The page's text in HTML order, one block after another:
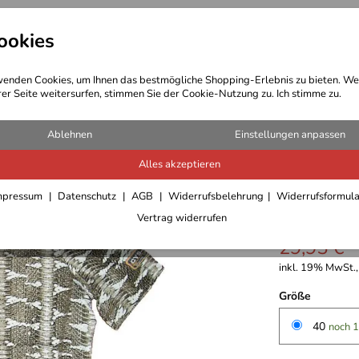
Cookies, um Ihnen das bestmögliche Shopping-Erlebnis zu bieten.
Seite weitersurfen, stimmen Sie der Cookie-Nutzung zu. Ich stimme zu.
Ablehnen Einstellungen anpassen
Alles akzeptieren
Datenschutz AGB Widerrufsbelehrung
Vertrag widerrufen
Bekleidung Outdoor Ausrüstung
Canyon
29,95 €
inkl. 19%
Größe
40 noch